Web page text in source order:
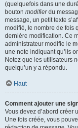
(quelquefois dans une
bouton modifierdu
message, un petit texte
modifié, le nombre de fois
dernière modification. Ce
administrateur modifie le
une note indiquant qu’ils
Notez que les utilisateurs
quelqu’un y a répondu.
Haut
Comment ajouter une
Vous devez d’abord créer
Une fois créée, vous